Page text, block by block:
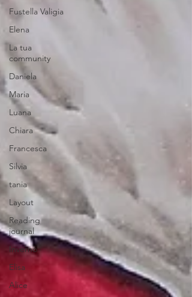
Fustella Valigia
Elena
La tua
community
Daniela
Maria
Luana
Chiara
Francesca
Silvia
tania
Layout
Reading
journal
Inverno
Elisa
Alice